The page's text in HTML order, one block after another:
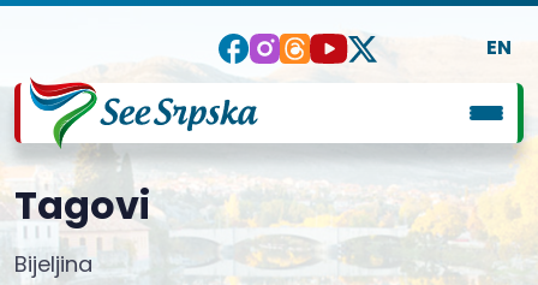
EN
Tagovi
Bijeljina